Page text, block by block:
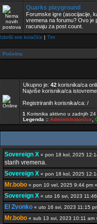
Quarks playground
Forumske igre (asocijacije,
vremena na forumu? Ovo je
racunaju za post count.
Izbriši sve kolačiće | Tim
Početna
Ukupno je: 42 korisnika/ca
Najviše korisnika/ca
Registriranih korisnika/ca: /
1 Korisnika aktivno u zadnjih 24
Legenda :: Administratori/ce
Sovereign X « pon 18 kol, 2025
starih vremena.
Sovereign X « pon 18 kol, 2025
Mr.bobo « pon 10 vel, 2025 9:44 pm
Sovereign X « uto 16 svi, 2023
El Zvonko « uto 16 svi, 2023 11:15
Mr.bobo « sub 13 svi, 2023 10:11 am